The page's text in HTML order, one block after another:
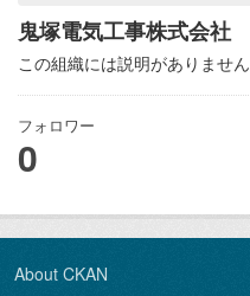
鬼塚電気工事株式会社
この組織には説明がありません
フォロワー
0
About CKAN